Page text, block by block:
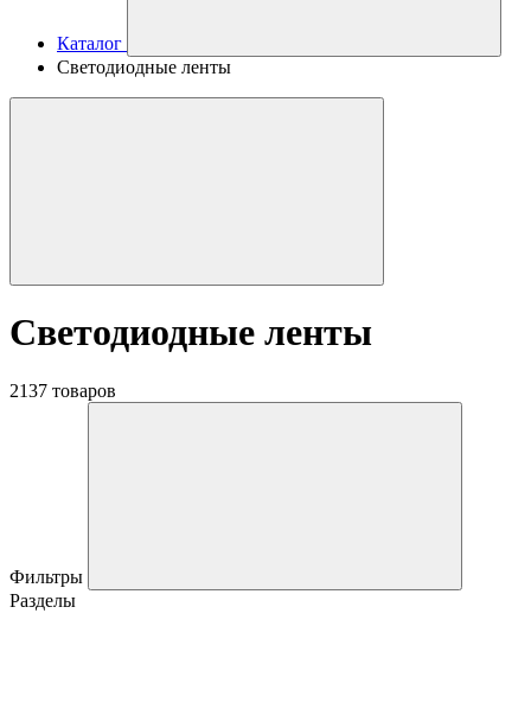
Каталог
Светодиодные ленты
Светодиодные ленты
2137 товаров
Фильтры
Разделы